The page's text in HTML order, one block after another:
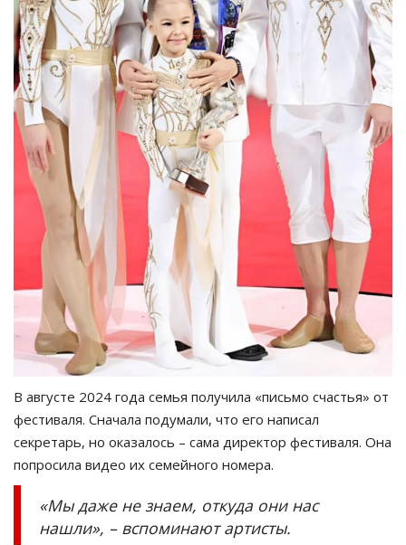
В августе 2024 года семья получила «письмо счастья» от
фестиваля. Сначала подумали, что его написал
секретарь, но оказалось – сама директор фестиваля. Она
попросила видео их семейного номера.
«Мы даже не знаем, откуда они нас
нашли», – вспоминают артисты.